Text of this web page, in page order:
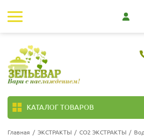
КАТАЛОГ ТОВАРОВ
Главная / ЭКСТРАКТЫ / СО2 ЭКСТРАКТЫ /